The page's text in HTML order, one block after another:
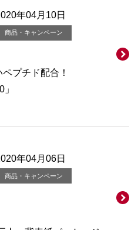
年04月10日
商品・キャンペーン
プチド配合！
年04月06日
商品・キャンペーン